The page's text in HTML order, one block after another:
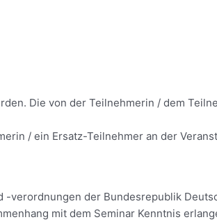
Die von der Teilnehmerin / dem
/ ein Ersatz-Teilnehmer an der
der Bundesrepublik
mit dem Seminar Kenntnis